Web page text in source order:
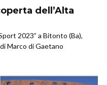
dell’Alta
2023” a Bitonto (Ba),
Marco di Gaetano